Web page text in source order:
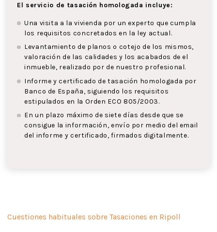
El servicio de tasación homologada incluye:
Una visita a la vivienda por un experto que cumpla
los requisitos concretados en la ley actual.
Levantamiento de planos o cotejo de los mismos,
valoración de las calidades y los acabados de el
inmueble, realizado por de nuestro profesional.
Informe y certificado de tasación homologada por
Banco de España, siguiendo los requisitos
estipulados en la Orden ECO 805/2003.
En un plazo máximo de siete días desde que se
consigue la información, envío por medio del email
del informe y certificado, firmados digitalmente.
Cuestiones habituales sobre Tasaciones en Ripoll